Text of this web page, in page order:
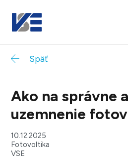
Späť
Ako na správne
uzemnenie
10.12.2025
Fotovoltika
VSE